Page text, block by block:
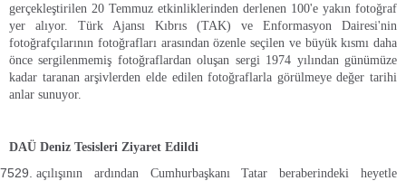
gerçekleştirilen 20 Temmuz etkinliklerinden derlenen 100'e yakın fotoğraf
yer alıyor. Türk Ajansı Kıbrıs (TAK) ve Enformasyon Dairesi'nin
fotoğrafçılarının fotoğrafları arasından özenle seçilen ve büyük kısmı daha
önce sergilenmemiş fotoğraflardan oluşan sergi 1974 yılından günümüze
kadar taranan arşivlerden elde edilen fotoğraflarla görülmeye değer tarihi
anlar sunuyor.
DAÜ Deniz Tesisleri Ziyaret Edildi
açılışının ardından
Cumhurbaşkanı Tatar beraberindeki heyetle